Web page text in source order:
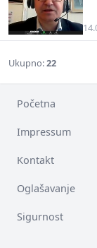
Ukupno:22
Početna
Impressum
Kontakt
Oglašavanje
Sigurnost